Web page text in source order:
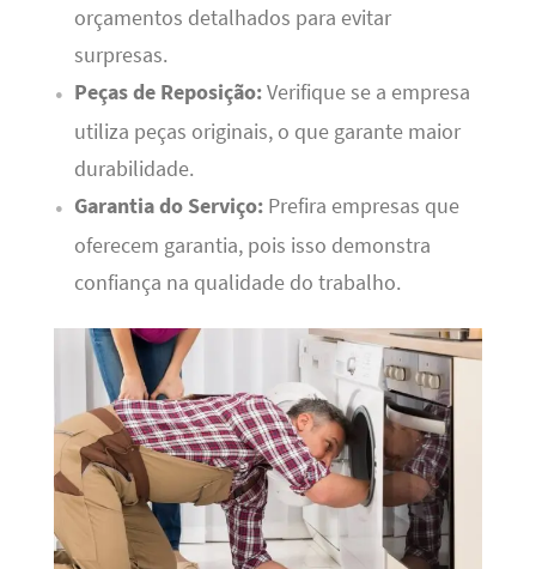
orçamentos detalhados para evitar
surpresas.
Peças de Reposição:Verifique se a empresa
utiliza peças originais, o que garante maior
durabilidade.
Garantia do Serviço:Prefira empresas que
oferecem garantia, pois isso demonstra
confiança na qualidade do trabalho.